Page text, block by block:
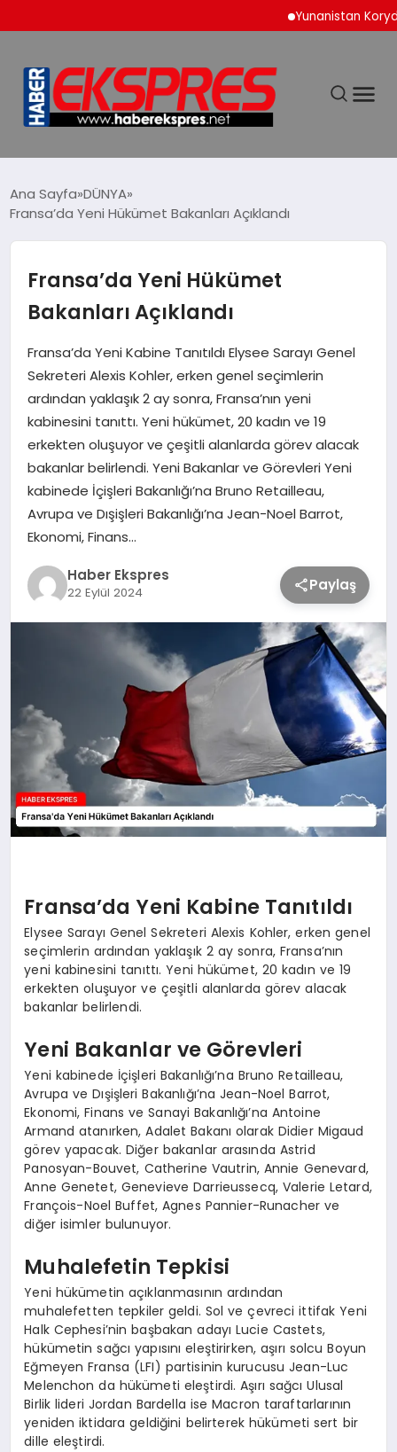
Yunanistan
SİYASET
YAŞAM
TEKNOLOJİ
SAĞLIK
EĞİTİM
Ana Sayfa DÜNYA
Fransa’da Yeni Hükümet Bakanları Açıklandı
Fransa’da Yeni Hükümet
Bakanları Açıklandı
Fransa’da Yeni Kabine Tanıtıldı Elysee Sarayı Genel
Sekreteri Alexis Kohler, erken genel seçimlerin
ardından yaklaşık 2 ay sonra, Fransa’nın yeni
kabinesini tanıttı. Yeni hükümet, 20 kadın ve 19
erkekten oluşuyor ve çeşitli alanlarda görev alacak
bakanlar belirlendi. Yeni Bakanlar ve Görevleri Yeni
kabinede İçişleri Bakanlığı’na Bruno Retailleau,
Avrupa ve Dışişleri Bakanlığı’na Jean-Noel Barrot,
Ekonomi, Finans…
Haber Ekspres
22 Eylül 2024 Paylaş
Fransa’da Yeni Kabine Tanıtıldı
Elysee Sarayı Genel Sekreteri Alexis Kohler, erken genel
seçimlerin ardından yaklaşık 2 ay sonra, Fransa’nın
yeni kabinesini tanıttı. Yeni hükümet, 20 kadın ve 19
erkekten oluşuyor ve çeşitli alanlarda görev alacak
bakanlar belirlendi.
Yeni Bakanlar ve Görevleri
Yeni kabinede İçişleri Bakanlığı’na Bruno Retailleau,
Avrupa ve Dışişleri Bakanlığı’na Jean-Noel Barrot,
Ekonomi, Finans ve Sanayi Bakanlığı’na Antoine
Armand atanırken, Adalet Bakanı olarak Didier Migaud
görev yapacak. Diğer bakanlar arasında Astrid
Panosyan-Bouvet, Catherine Vautrin, Annie Genevard,
Anne Genetet, Genevieve Darrieussecq, Valerie Letard,
François-Noel Buffet, Agnes Pannier-Runacher ve
diğer isimler bulunuyor.
Muhalefetin Tepkisi
Yeni hükümetin açıklanmasının ardından
muhalefetten tepkiler geldi. Sol ve çevreci ittifak Yeni
Halk Cephesi’nin başbakan adayı Lucie Castets,
hükümetin sağcı yapısını eleştirirken, aşırı solcu Boyun
Eğmeyen Fransa (LFI) partisinin kurucusu Jean-Luc
Melenchon da hükümeti eleştirdi. Aşırı sağcı Ulusal
Birlik lideri Jordan Bardella ise Macron taraftarlarının
yeniden iktidara geldiğini belirterek hükümeti sert bir
dille eleştirdi.